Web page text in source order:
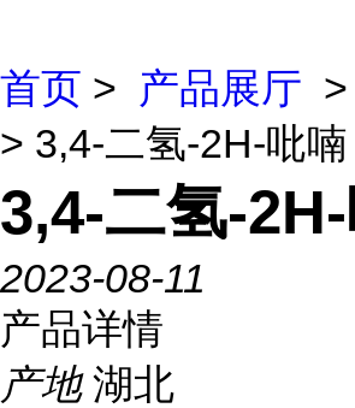
首页 > 产品展厅 >
> 3,4-二氢-2H-吡喃
3,4-二氢-
2023-08-11
产品详情
产地 湖北